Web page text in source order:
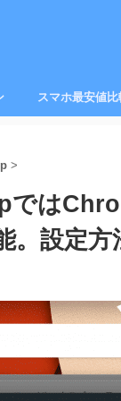
スマホ最安値比
>
は
設定方